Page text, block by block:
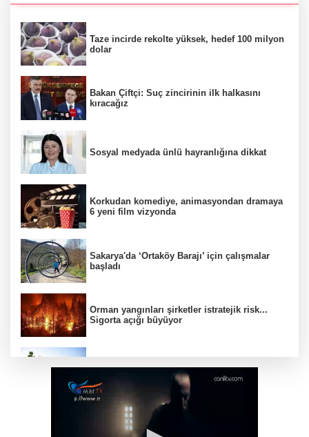
Taze incirde rekolte yüksek, hedef 100 milyon
dolar
Bakan Çiftçi: Suç zincirinin ilk halkasını
kıracağız
Sosyal medyada ünlü hayranlığına dikkat
Korkudan komediye, animasyondan dramaya
6 yeni film vizyonda
Sakarya'da ‘Ortaköy Barajı’ için çalışmalar
başladı
Orman yangınları şirketler istratejik risk...
Sigorta açığı büyüyor
ziyaretçilerle buluşuyor
Çin’de Dolphin tayfunu için kırmızı alarm!